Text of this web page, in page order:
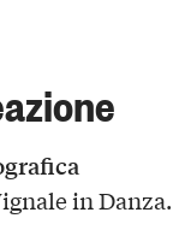
in Danza.